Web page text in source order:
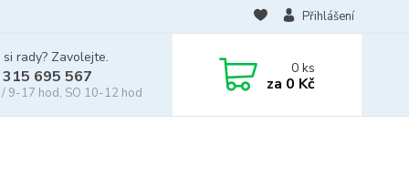
Přihlášení
rady? Zavolejte.
695 567
/ 9-17 hod, SO 10-12 hod
0ks
za 0 Kč